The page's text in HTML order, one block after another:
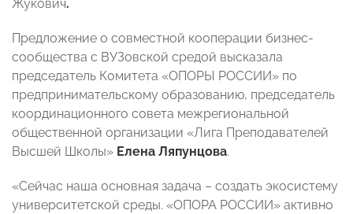
Жукович.
Предложение о совместной кооперации бизнес-
сообщества с ВУЗовской средой высказала
председатель Комитета «ОПОРЫ РОССИИ» по
предпринимательскому образованию, председатель
координационного совета межрегиональной
общественной организации «Лига Преподавателей
Высшей Школы» Елена Ляпунцова.
«Сейчас наша основная задача – создать экосистему
университетской среды. «ОПОРА РОССИИ» активно